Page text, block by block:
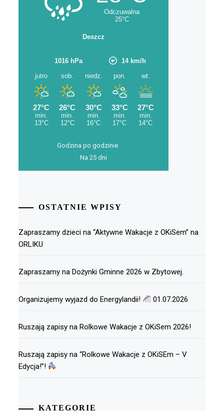
Godzina po godzinie
Na 25 dni
OSTATNIE WPISY
Zapraszamy dzieci na “Aktywne Wakacje z OKiSem” na
ORLIKU
Zapraszamy na Dożynki Gminne 2026 w Zbytowej.
Organizujemy wyjazd do Energylandii! 01.07.2026
Ruszają zapisy na Rolkowe Wakacje z OKiSem 2026!
Ruszają zapisy na “Rolkowe Wakacje z OKiSEm – V
Edycja!”!
KATEGORIE